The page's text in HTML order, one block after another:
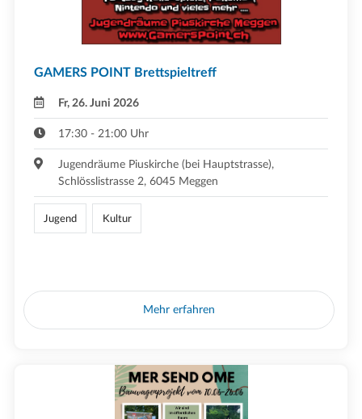
GAMERS POINT Brettspieltreff
Fr, 26. Juni 2026
17:30 - 21:00 Uhr
Jugendräume Piuskirche (bei Hauptstrasse),
Schlösslistrasse 2, 6045 Meggen
Jugend Kultur
Mehr erfahren